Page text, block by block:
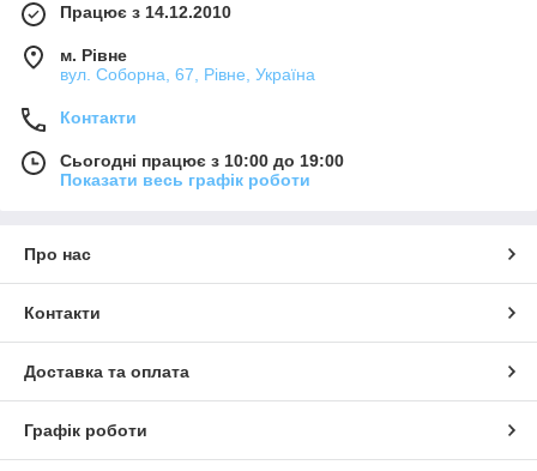
Працює з 14.12.2010
м. Рівне
вул. Соборна, 67, Рівне, Україна
Контакти
Сьогодні працює з 10:00 до 19:00
Показати весь графік роботи
Про нас
Контакти
Доставка та оплата
Графік роботи